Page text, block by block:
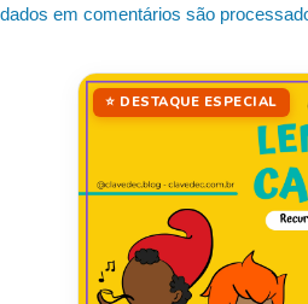
dados em comentários são
⭐ DESTAQUE ESPECIAL